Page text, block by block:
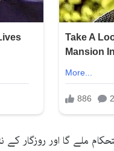
ملے گا اور روزگار کے